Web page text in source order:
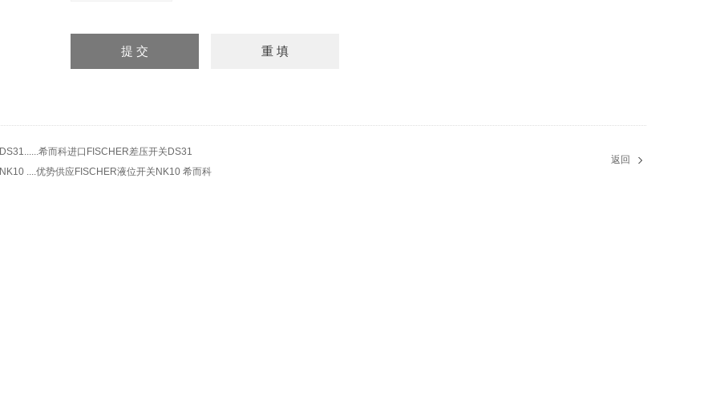
DS31......希而科进口FISCHER差压开关DS31
NK10 ....优势供应FISCHER液位开关NK10 希而科
返回